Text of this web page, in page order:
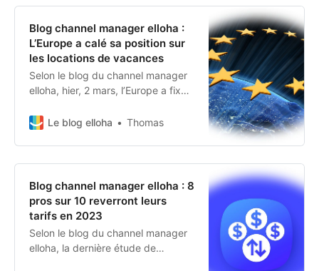
Blog channel manager elloha :
L’Europe a calé sa position sur
les locations de vacances
Selon le blog du channel manager
elloha, hier, 2 mars, l’Europe a fixé
réglementation sur le marché des
attendant une généralisation,
l’Europe s’appuie sur les OTAs pour
enclencher le processus.
Le blog elloha Thomas
Blog channel manager elloha : 8
pros sur 10 reverront leurs
tarifs en 2023
Selon le blog du channel manager
elloha, la dernière étude de